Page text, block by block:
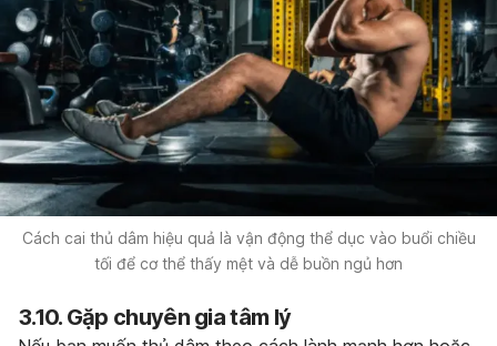
Cách cai thủ dâm hiệu quả là vận động thể dục vào buổi chiều
tối để cơ thể thấy mệt và dễ buồn ngủ hơn
3.10. Gặp chuyên gia tâm lý